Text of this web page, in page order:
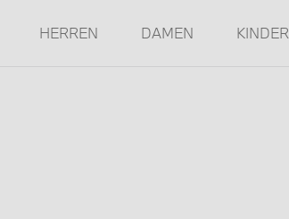
HERREN DAMEN KINDER